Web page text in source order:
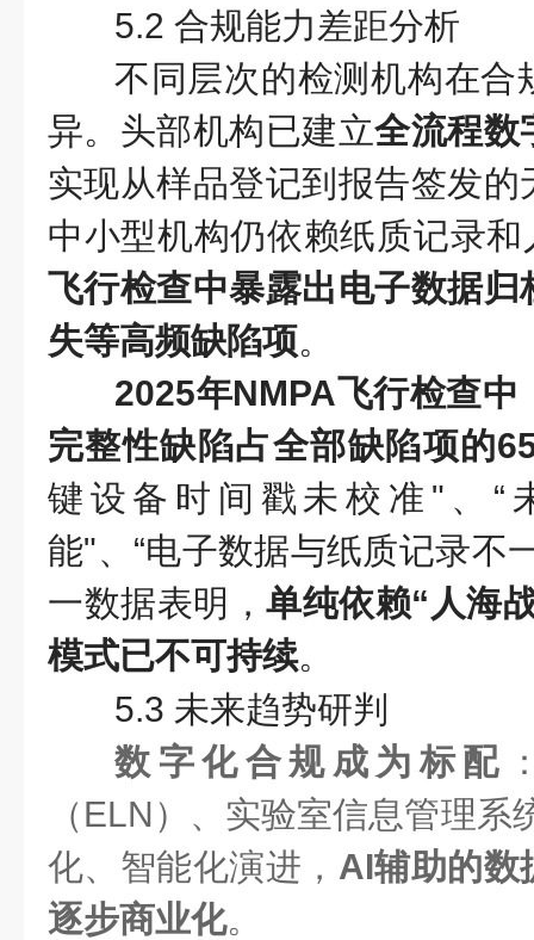
5.2 合规能力差距分析
不同层次的检测机构在合
异。头部机构已建立全流程数
实现从样品登记到报告签发
中小型机构仍依赖纸质记录
飞行检查中暴露出电子数据
失等高频缺陷项。
2025年NMPA飞行检查
完整性缺陷占全部缺陷项的
键设备时间戳未校准"、“
能"、“电子数据与纸质记录不
一数据表明， 单纯依赖“人海
模式已不可持续。
5.3 未来趋势研判
数字化合规成为标配
（ELN）、实验室信息管理
化、智能化演进， AI辅助的数
逐步商业化。